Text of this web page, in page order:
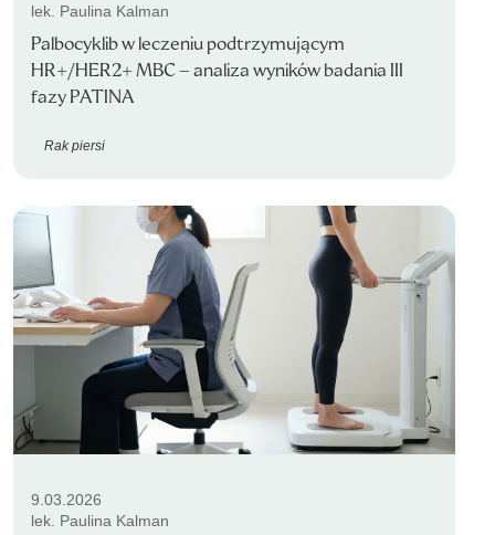
lek. Paulina Kalman
Palbocyklib w leczeniu podtrzymującym
HR+/HER2+ MBC – analiza wyników badania III
fazy PATINA
Rak piersi
9.03.2026
lek. Paulina Kalman